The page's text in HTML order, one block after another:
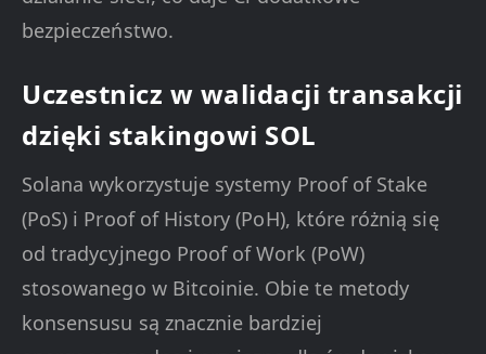
bezpieczeństwo.
Uczestnicz w walidacji transakcji
dzięki stakingowi SOL
Solana wykorzystuje systemy Proof of Stake
(PoS) i Proof of History (PoH), które różnią się
od tradycyjnego Proof of Work (PoW)
stosowanego w Bitcoinie. Obie te metody
konsensusu są znacznie bardziej